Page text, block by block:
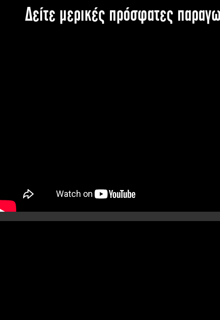
Δείτε μερικές πρόσφατες